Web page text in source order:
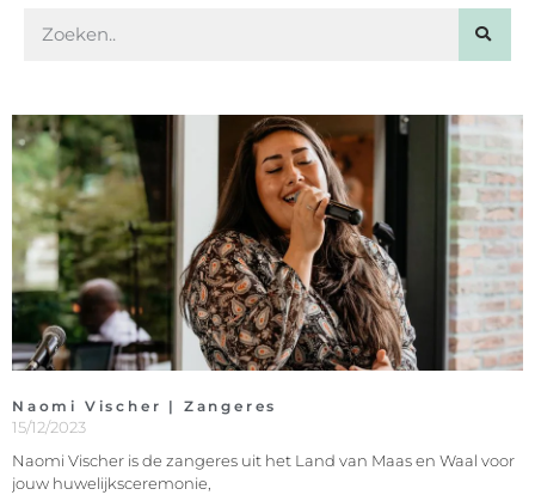
Naomi Vischer | Zangeres
15/12/2023
Naomi Vischer is de zangeres uit het Land van Maas en Waal voor
jouw huwelijksceremonie,